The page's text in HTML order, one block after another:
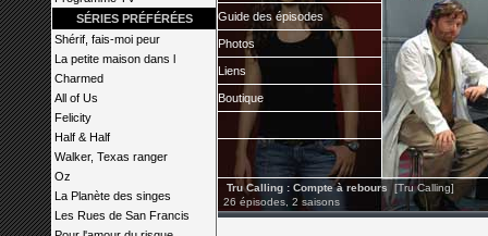
SÉRIES PRÉFÉRÉES
Shérif, fais-moi peur
La petite maison dans l
Charmed
All of Us
Felicity
Half & Half
Walker, Texas ranger
Oz
La Planète des singes
Les Rues de San Francis
Guide des épisodes
Photos
Liens
Boutique
Tru Calling : Compte à rebours
[Tru Calling]
26 épisodes, 2 saisons